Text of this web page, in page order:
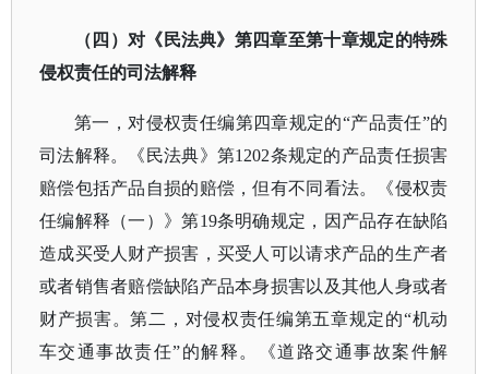
（四）对《民法典》第四章至第十章规定的特殊
侵权责任的司法解释
第一，对侵权责任编第四章规定的“产品责任”的
司法解释。《民法典》第1202条规定的产品责任损害
赔偿包括产品自损的赔偿，但有不同看法。《侵权责
任编解释（一）》第19条明确规定，因产品存在缺陷
造成买受人财产损害，买受人可以请求产品的生产者
或者销售者赔偿缺陷产品本身损害以及其他人身或者
财产损害。第二，对侵权责任编第五章规定的“机动
车交通事故责任”的解释。《道路交通事故案件解